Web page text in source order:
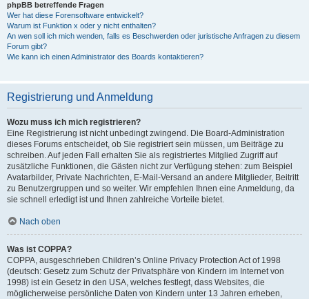
phpBB betreffende Fragen
Wer hat diese Forensoftware entwickelt?
Warum ist Funktion x oder y nicht enthalten?
An wen soll ich mich wenden, falls es Beschwerden oder juristische Anfragen zu diesem
Forum gibt?
Wie kann ich einen Administrator des Boards kontaktieren?
Registrierung und Anmeldung
Wozu muss ich mich registrieren?
Eine Registrierung ist nicht unbedingt zwingend. Die Board-Administration
dieses Forums entscheidet, ob Sie registriert sein müssen, um Beiträge zu
schreiben. Auf jeden Fall erhalten Sie als registriertes Mitglied Zugriff auf
zusätzliche Funktionen, die Gästen nicht zur Verfügung stehen: zum Beispiel
Avatarbilder, Private Nachrichten, E-Mail-Versand an andere Mitglieder, Beitritt
zu Benutzergruppen und so weiter. Wir empfehlen Ihnen eine Anmeldung, da
sie schnell erledigt ist und Ihnen zahlreiche Vorteile bietet.
Nach oben
Was ist COPPA?
COPPA, ausgeschrieben Children’s Online Privacy Protection Act of 1998
(deutsch: Gesetz zum Schutz der Privatsphäre von Kindern im Internet von
1998) ist ein Gesetz in den USA, welches festlegt, dass Websites, die
möglicherweise persönliche Daten von Kindern unter 13 Jahren erheben,